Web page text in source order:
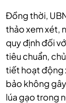
Đồng thời,
thảo xem xét,
quy định đối
tiêu chuẩn,
tiết hoạt động
bảo không
lúa gạo trong